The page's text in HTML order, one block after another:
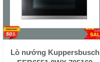
Lò nướng Kuppersbusch